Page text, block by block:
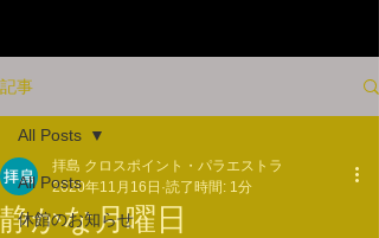
記事
All Posts
休館のお知らせ
All Posts
静かな月曜日
拝島 クロスポイント・パラエストラ
2020年11月16日 読了時間: 1分